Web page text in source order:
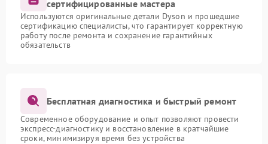
сертифицированные мастера
Используются оригинальные детали Dyson и прошедшие
сертификацию специалисты, что гарантирует корректную
работу после ремонта и сохранение гарантийных
обязательств
Бесплатная диагностика и быстрый ремонт
Современное оборудование и опыт позволяют провести
экспресс-диагностику и восстановление в кратчайшие
сроки, минимизируя время без устройства